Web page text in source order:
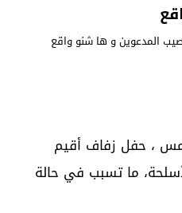
، حفل زفاف أقيم
ما تسبب في حالة